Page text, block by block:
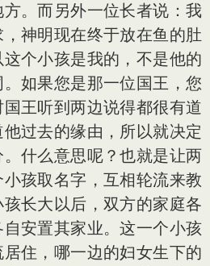
。而另外一位长者说：我
神明现在终于放在鱼的肚
个小孩是我的，不是他的
如果您是那一位国王，您
王听到两边说得都很有道
过去的缘由，所以就决定
什么意思呢？也就是让两
孩取名字，互相轮流来教
长大以后，双方的家庭各
安置其家业。这一个小孩
住，哪一边的妇女生下的